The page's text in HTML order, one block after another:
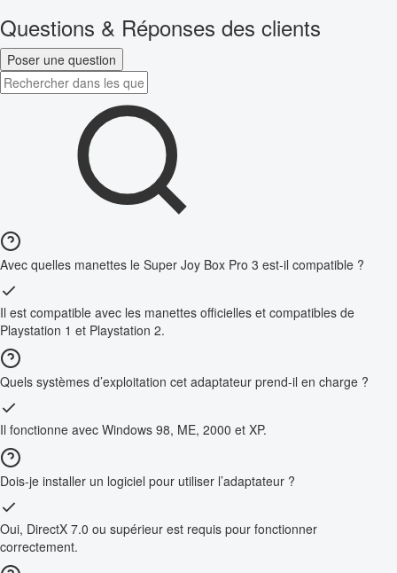
Questions & Réponses des clients
Poser une question
Avec quelles manettes le Super Joy Box Pro 3 est-il compatible ?
Il est compatible avec les manettes officielles et compatibles de
Playstation 1 et Playstation 2.
Quels systèmes d’exploitation cet adaptateur prend-il en charge ?
Il fonctionne avec Windows 98, ME, 2000 et XP.
Dois-je installer un logiciel pour utiliser l’adaptateur ?
Oui, DirectX 7.0 ou supérieur est requis pour fonctionner
correctement.